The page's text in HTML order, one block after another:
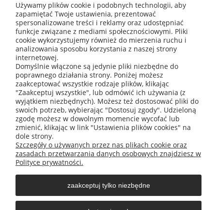
ABIS Pro sp. z o. o.
ul. Głogowska 11
30-416 Kraków
+48 531 809 706
office@abispro.pl
Informacje
Blog
Używamy plików cookie i podobnych technologii, aby
zapamiętać Twoje ustawienia, prezentować
spersonalizowane treści i reklamy oraz udostępniać
funkcje związane z mediami społecznościowymi. Pliki
cookie wykorzystujemy również do mierzenia ruchu i
analizowania sposobu korzystania z naszej strony
internetowej.
Domyślnie włączone są jedynie pliki niezbędne do
poprawnego działania strony. Poniżej możesz
zaakceptować wszystkie rodzaje plików, klikając
"Zaakceptuj wszystkie", lub odmówić ich używania (z
wyjątkiem niezbędnych). Możesz też dostosować pliki do
swoich potrzeb, wybierając "Dostosuj zgody". Udzieloną
zgodę możesz w dowolnym momencie wycofać lub
zmienić, klikając w link "Ustawienia plików cookies" na
dole strony.
Szczegóły o używanych przez nas plikach cookie oraz
zasadach przetwarzania danych osobowych znajdziesz w
Polityce prywatności.
zaakceptuj tylko niezbędne